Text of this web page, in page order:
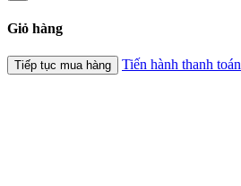
Giỏ hàng
Tiếp tục mua hàng Tiến hành thanh toán